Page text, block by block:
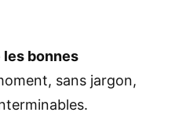
les bonnes
sans jargon,